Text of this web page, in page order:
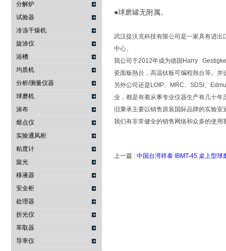
分解炉
试验器
冷冻干燥机
旋涂仪
浴槽
均质机
分析/测量仪器
球磨机
涂布
熔点仪
实验通风柜
粘度计
旋光
移液器
安全柜
处理器
折光仪
萃取器
导率仪
●球磨罐无附属。
武汉提沃克科技有限公司是一家具有进
中心。
我公司于2012年成为德国Harry
瓷面板熱台，高温钛板可编程熱台等。
另外公司还是LOIP、MRC、SDSI、
业，都是有着从事专业仪器生产有几十
旧秉承主要以销售原装国际品牌的实验
我们有非常健全的销售网络和众多的使
上一篇 : 中国台湾祥泰 IBMT-45 桌上型球